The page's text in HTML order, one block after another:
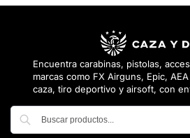
Encuentra carabinas, pistolas,
marcas como FX Airguns, Epic,
caza, tiro deportivo y airsoft, con